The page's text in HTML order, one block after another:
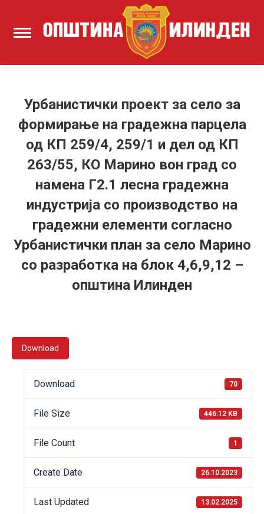
Урбанистички проект за село за
формирање на градежна парцела
од КП 259/4, 259/1 и дел од КП
263/55, КО Марино вон град со
намена Г2.1 лесна градежна
индустрија со производство на
градежни елементи согласно
Урбанистички план за село Марино
со разработка на блок 4,6,9,12 –
oпштина Илинден
Download
Download 70
File Size 446.12 KB
File Count 1
Create Date 26.10.2023
Last Updated 13.02.2025